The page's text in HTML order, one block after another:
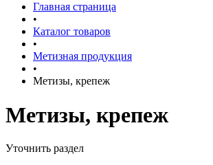
Главная страница
•
Каталог товаров
•
Метизная продукция
•
Метизы, крепеж
Метизы, крепеж
Уточнить раздел